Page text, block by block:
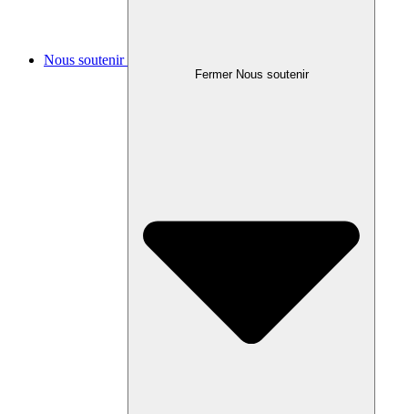
Nous soutenir
Fermer Nous soutenir